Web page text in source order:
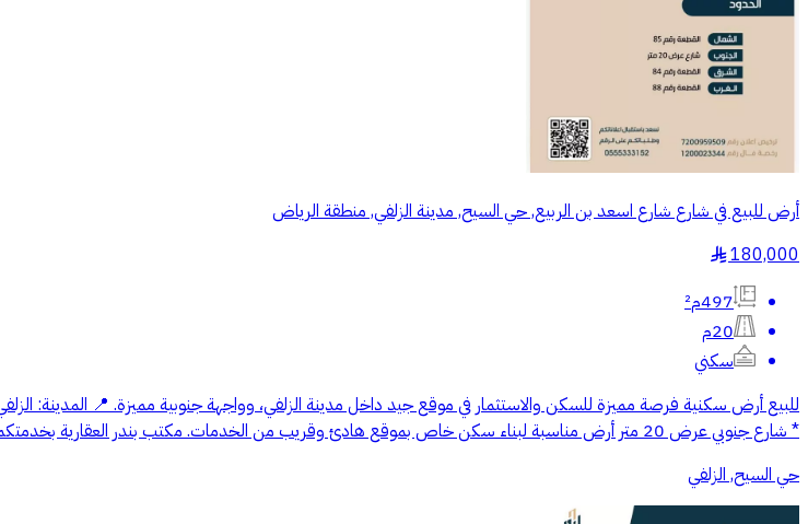
أرض للبيع في شارع شارع اسعد بن الربيع, حي السيح, مدينة الزلفي, منطقة الرياض
180,000
§
497م²
20م
سكني
* شارع جنوبي عرض 20 متر أرض مناسبة لبناء سكن خاص بموقع هادئ وقريب من الخدمات. مكتب بندر العقارية بخدمتكم دائمًا
حي السيح, الزلفي